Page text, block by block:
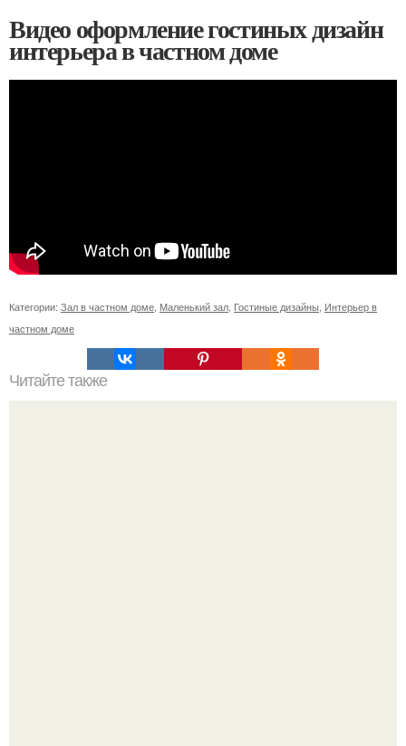
Видео оформление гостиных дизайн
интерьера в частном доме
Категории: Зал в частном доме Маленький зал Гостиные дизайны Интерьер в
частном доме
Читайте также